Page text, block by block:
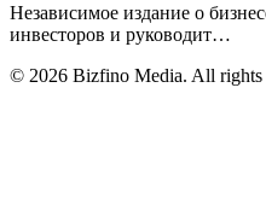
Независимое издание о
инвесторов и руководит…
© 2026 Bizfino Media. All rights